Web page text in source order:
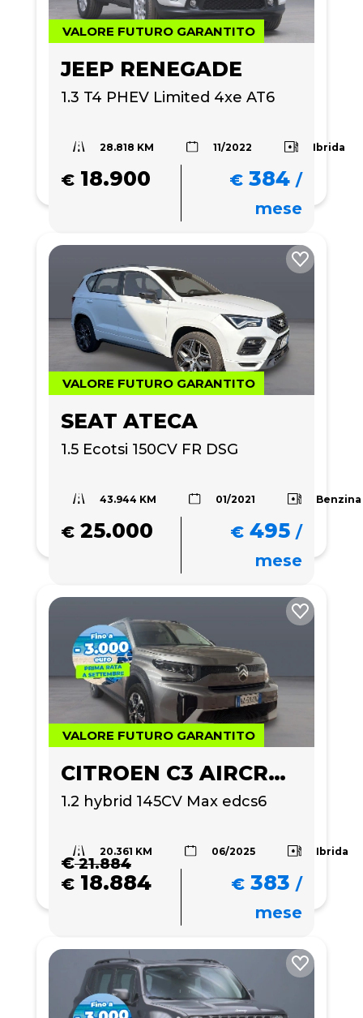
VALORE FUTURO GARANTITO
JEEP RENEGADE
1.3 T4 PHEV Limited 4xe AT6
28.818 KM 11/2022 Ibrida
€ 18.900 € 384 /
mese
VALORE FUTURO GARANTITO
SEAT ATECA
1.5 Ecotsi 150CV FR DSG
43.944 KM 01/2021 Benzina
€ 25.000 € 495 /
mese
VALORE FUTURO GARANTITO
CITROEN C3 AIRCROSS
1.2 hybrid 145CV Max edcs6
20.361 KM 06/2025 Ibrida
€21.884
€ 18.884 € 383 /
mese